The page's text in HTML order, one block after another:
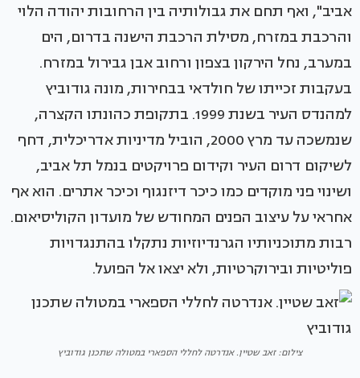
אביב", ואף תחם את גבולותיה בין הרחובות יהודה הלוי
והרכבת במזרח, מסילת הרכבת הישנה בדרום, הים
במערב, נחל הירקון בצפון ורחוב אבן גבירול במזרח.
בעקבות זכייתו של חולדאי בבחירות, מונה גודוביץ
למהנדס העיר בשנת 1999. בתקופת כהונתו הקצרה,
שנמשכה עד מרץ 2000, הוביל מדיניות אדריכלית, דחף
לשיקום דרום העיר וקידום פרויקטים בנמל תל אביב,
ושינוי פני מוקדים כמו כיכר דיזנגוף וכיכר אתרים. הוא אף
אחראי על עיצוב הפנים המחודש של מועדון הקוליסיאום.
רבות מתוכניותיו הגרנדיוזיות נתקלו בהתנגדויות
פוליטיות ובירוקרטיות, ולא יצאו אל הפועל.
צילום: זאב שטיין. אנדרטה לחללי הספארי במטולה שתכנן גודוביץ